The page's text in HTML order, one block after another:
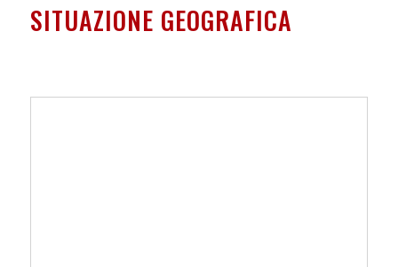
SITUAZIONE GEOGRAFICA